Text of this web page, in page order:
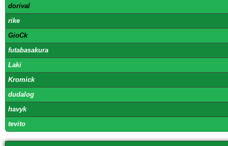
dorival
rike
GioCk
futabasakura
Laki
Kromick
dudalog
havyk
tevito